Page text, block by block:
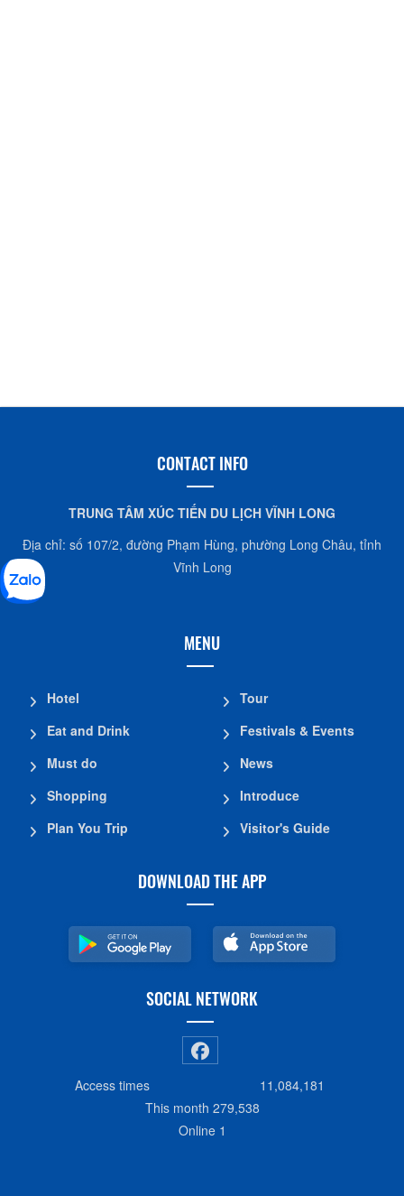
CONTACT INFO
TRUNG TÂM XÚC TIẾN DU LỊCH VĨNH LONG
Địa chỉ: số 107/2, đường Phạm Hùng, phường Long Châu, tỉnh
Vĩnh Long
MENU
Hotel
Eat and Drink
Must do
Shopping
Plan You Trip
Tour
Festivals & Events
News
Introduce
Visitor's Guide
DOWNLOAD THE APP
SOCIAL NETWORK
Access times
11,084,181
This month 279,538
Online 1